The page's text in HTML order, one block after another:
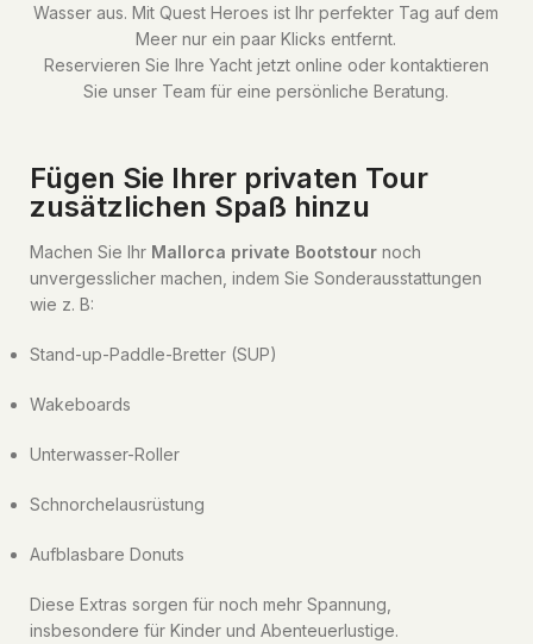
Wasser aus. Mit Quest Heroes ist Ihr perfekter Tag auf dem
Meer nur ein paar Klicks entfernt.
Reservieren Sie Ihre Yacht jetzt online oder kontaktieren
Sie unser Team für eine persönliche Beratung.
Fügen Sie Ihrer privaten Tour
zusätzlichen Spaß hinzu
Machen Sie Ihr Mallorca private Bootstour noch
unvergesslicher machen, indem Sie Sonderausstattungen
wie z. B:
Stand-up-Paddle-Bretter (SUP)
Wakeboards
Unterwasser-Roller
Schnorchelausrüstung
Aufblasbare Donuts
Diese Extras sorgen für noch mehr Spannung,
insbesondere für Kinder und Abenteuerlustige.